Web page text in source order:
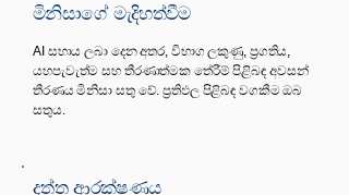
මිනිසාගේ මැදිහත්වීම
AI සහාය ලබා දෙන අතර, විභාග ලකුණු, ප්‍රගතිය,
යහපැවැත්ම සහ තීරණාත්මක තේරීම් පිළිබඳ අවසන්
තීරණය මිනිසා සතු වේ. ප්‍රතිඵල පිළිබඳ වගකීම ඔබ
සතුය.
දත්ත ආරක්ෂණය